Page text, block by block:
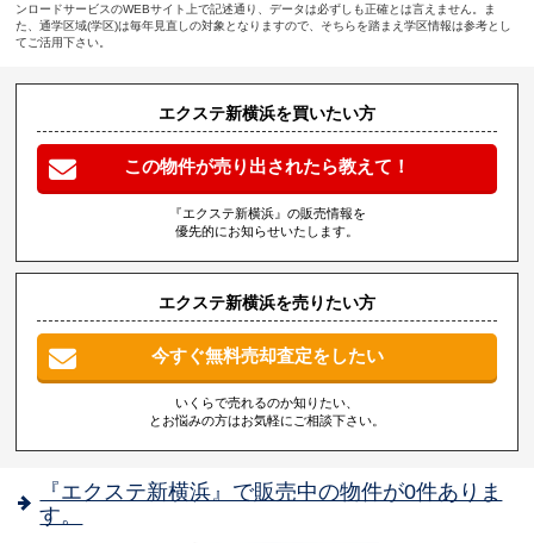
ンロードサービスのWEBサイト上で記述通り、データは必ずしも正確とは言えません。ま
た、通学区域(学区)は毎年見直しの対象となりますので、そちらを踏まえ学区情報は参考とし
てご活用下さい。
エクステ新横浜を買いたい方
この物件が売り出されたら教えて！
『エクステ新横浜』の販売情報を
優先的にお知らせいたします。
エクステ新横浜を売りたい方
今すぐ無料売却査定をしたい
いくらで売れるのか知りたい、
とお悩みの方はお気軽にご相談下さい。
『エクステ新横浜』で販売中の物件が0件ありま
す。